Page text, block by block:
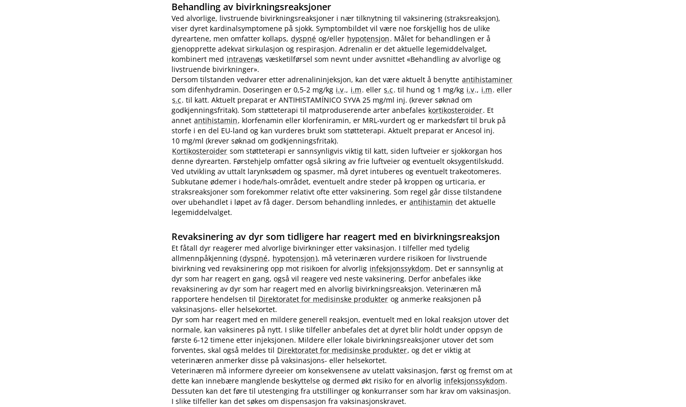
Behandling av bivirkningsreaksjoner
Ved alvorlige, livstruende bivirkningsreaksjoner i nær tilknytning til vaksinering (straksreaksjon),
viser dyret kardinalsymptomene på sjokk. Symptombildet vil være noe forskjellig hos de ulike
dyreartene, men omfatter kollaps, dyspné og​/​eller hypotensjon. Målet for behandlingen er å
gjenopprette adekvat sirkulasjon og respirasjon. Adrenalin er det aktuelle legemiddelvalget,
kombinert med intravenøs væsketilførsel som nevnt under avsnittet «Behandling av alvorlige og
livstruende bivirkninger».
Dersom tilstanden vedvarer etter adrenalininjeksjon, kan det være aktuelt å benytte antihistaminer
som difenhydramin. Doseringen er 0,5-2 mg/kg i.v., i.m. eller s.c. til hund og 1 mg/kg i.v., i.m. eller
s.c. til katt. Aktuelt preparat er ANTIHISTAMÍNICO SYVA 25 mg/ml inj. (krever søknad om
godkjenningsfritak). Som støtteterapi til matproduserende arter anbefales kortikosteroider. Et
annet antihistamin, klorfenamin eller klorfeniramin, er MRL-vurdert og er markedsført til bruk på
storfe i en del EU-land og kan vurderes brukt som støtteterapi. Aktuelt preparat er Ancesol inj.
10 mg/ml (krever søknad om godkjenningsfritak).
Kortikosteroider som støtteterapi er sannsynligvis viktig til katt, siden luftveier er sjokkorgan hos
denne dyrearten. Førstehjelp omfatter også sikring av frie luftveier og eventuelt oksygentilskudd.
Ved utvikling av uttalt larynksødem og spasmer, må dyret intuberes og eventuelt trakeotomeres.
Subkutane ødemer i hode​/​hals-området, eventuelt andre steder på kroppen og urticaria, er
straksreaksjoner som forekommer relativt ofte etter vaksinering. Som regel går disse tilstandene
over ubehandlet i løpet av få dager. Dersom behandling innledes, er antihistamin det aktuelle
legemiddelvalget.
Revaksinering av dyr som tidligere har reagert med en bivirkningsreaksjon
Et fåtall dyr reagerer med alvorlige bivirkninger etter vaksinasjon. I tilfeller med tydelig
allmennpåkjenning (dyspné, hypotensjon), må veterinæren vurdere risikoen for livstruende
bivirkning ved revaksinering opp mot risikoen for alvorlig infeksjonssykdom. Det er sannsynlig at
dyr som har reagert en gang, også vil reagere ved neste vaksinering. Derfor anbefales ikke
revaksinering av dyr som har reagert med en alvorlig bivirkningsreaksjon. Veterinæren må
rapportere hendelsen til Direktoratet for medisinske produkter og anmerke reaksjonen på
vaksinasjons- eller helsekortet.
Dyr som har reagert med en mildere generell reaksjon, eventuelt med en lokal reaksjon utover det
normale, kan vaksineres på nytt. I slike tilfeller anbefales det at dyret blir holdt under oppsyn de
første 6-12 timene etter injeksjonen. Mildere eller lokale bivirkningsreaksjoner utover det som
forventes, skal også meldes til Direktoratet for medisinske produkter, og det er viktig at
veterinæren anmerker disse på vaksinasjons- eller helsekortet.
Veterinæren må informere dyreeier om konsekvensene av utelatt vaksinasjon, først og fremst om at
dette kan innebære manglende beskyttelse og dermed økt risiko for en alvorlig infeksjonssykdom.
Dessuten kan det føre til utestenging fra utstillinger og konkurranser som har krav om vaksinasjon.
I slike tilfeller kan det søkes om dispensasjon fra vaksinasjonskravet.